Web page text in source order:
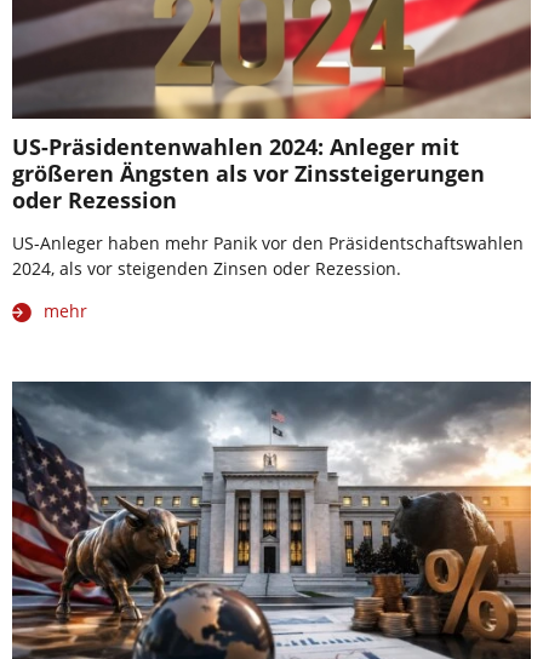
US-Präsidentenwahlen 2024: Anleger mit
größeren Ängsten als vor Zinssteigerungen
oder Rezession
US-Anleger haben mehr Panik vor den Präsidentschaftswahlen
2024, als vor steigenden Zinsen oder Rezession.
mehr